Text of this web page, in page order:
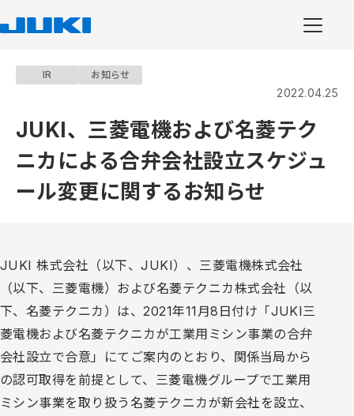
IR お知らせ
2022.04.25
JUKI、三菱電機および名菱テク
ニカによる合弁会社設⽴スケジュ
ール変更に関するお知らせ
JUKI 株式会社（以下、JUKI）、三菱電機株式会社
（以下、三菱電機）および名菱テクニカ株式会社（以
下、名菱テクニカ）は、2021年11月8日付け「JUKI三
菱電機および名菱テクニカが工業用ミシン事業の合弁
会社設立で合意」にてご案内のとおり、関係当局から
の認可取得を前提として、三菱電機グループで工業用
ミシン事業を取り扱う名菱テクニカが新会社を設立、